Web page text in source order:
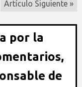
Artículo Siguiente »
por la
de